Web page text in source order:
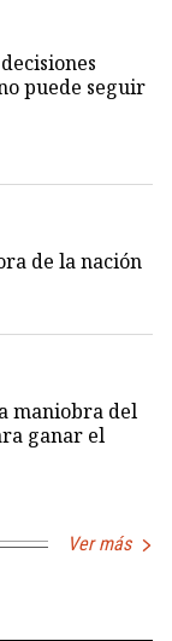
puede seguir
de la nación
maniobra del
ganar el
Ver más